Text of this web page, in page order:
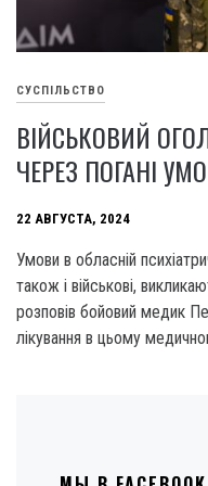
СУСПІЛЬСТВО
ВІЙСЬКОВИЙ
ЧЕРЕЗ ПОГАНІ
22 АВГУСТА, 2024
Умови в обласній
також і військові,
розповів бойовий медик
лікування в цьому